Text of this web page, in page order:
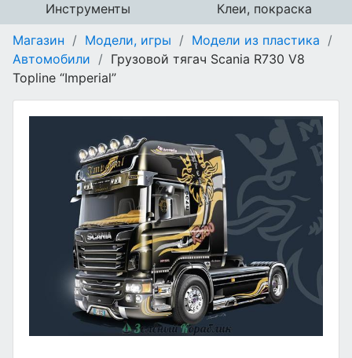
Инструменты
Клеи, покраска
Магазин / Модели, игры / Модели из пластика /
Автомобили / Грузовой тягач Scania R730 V8
Topline “Imperial”